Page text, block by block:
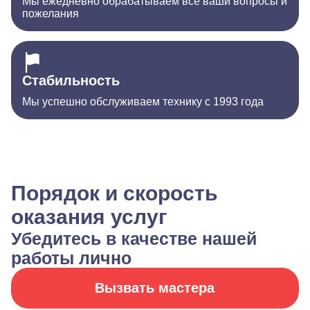
пожелания
Стабильность
Мы успешно обслуживаем технику с 1993 года
Порядок и скорость
оказания услуг
Убедитесь в качестве нашей
работы лично
Вызвать мастера